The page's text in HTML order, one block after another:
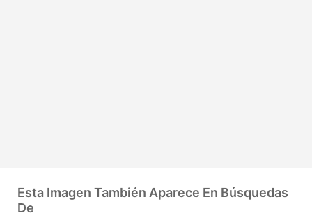
Esta Imagen También Aparece En Búsquedas
De